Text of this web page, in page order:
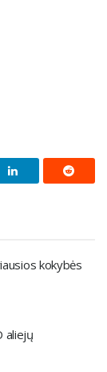
kokybės
aliejų